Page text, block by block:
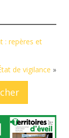
: repères et
de vigilance »